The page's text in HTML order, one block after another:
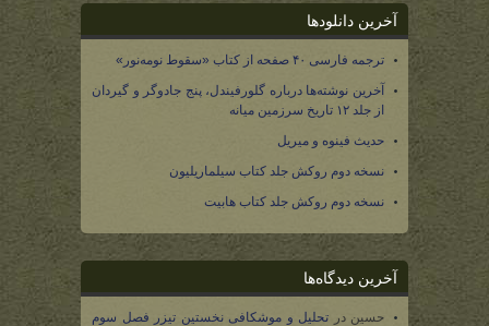
آخرین دانلودها
ترجمه فارسی ۴۰ صفحه از کتاب «سقوط نومه‌نور»
آخرین نوشته‌ها درباره گلورفیندل، پنج جادوگر و گیردان
از جلد ۱۲ تاریخ سرزمین میانه
حدیث فینوه و میریل
نسخه دوم روکش جلد کتاب سیلماریلیون
نسخه دوم روکش جلد کتاب هابیت
آخرین دیدگاه‌ها
حسین در تحلیل و موشکافی نخستین تیزر فصل سوم